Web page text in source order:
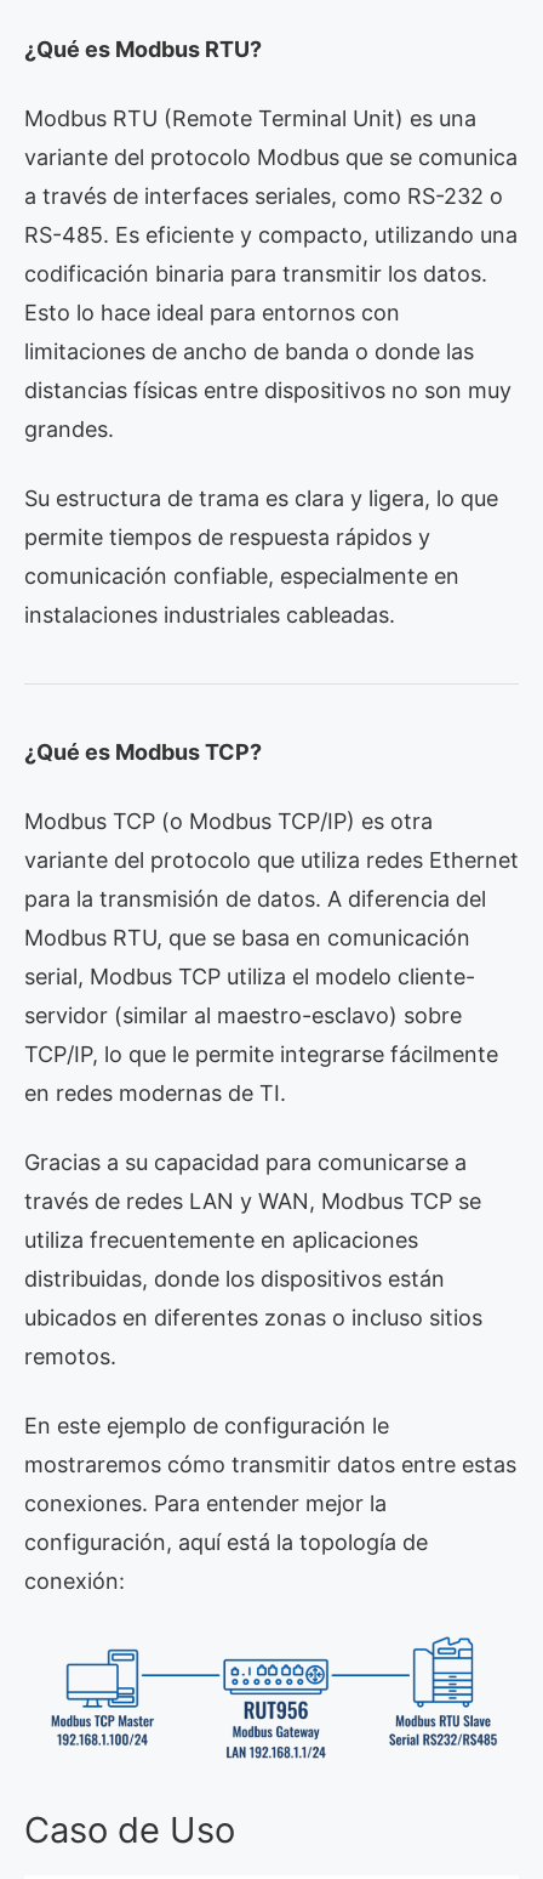
¿Qué es Modbus RTU?
Modbus RTU (Remote Terminal Unit) es una
variante del protocolo Modbus que se comunica
a través de interfaces seriales, como RS-232 o
RS-485. Es eficiente y compacto, utilizando una
codificación binaria para transmitir los datos.
Esto lo hace ideal para entornos con
limitaciones de ancho de banda o donde las
distancias físicas entre dispositivos no son muy
grandes.
Su estructura de trama es clara y ligera, lo que
permite tiempos de respuesta rápidos y
comunicación confiable, especialmente en
instalaciones industriales cableadas.
¿Qué es Modbus TCP?
Modbus TCP (o Modbus TCP/IP) es otra
variante del protocolo que utiliza redes Ethernet
para la transmisión de datos. A diferencia del
Modbus RTU, que se basa en comunicación
serial, Modbus TCP utiliza el modelo cliente-
servidor (similar al maestro-esclavo) sobre
TCP/IP, lo que le permite integrarse fácilmente
en redes modernas de TI.
Gracias a su capacidad para comunicarse a
través de redes LAN y WAN, Modbus TCP se
utiliza frecuentemente en aplicaciones
distribuidas, donde los dispositivos están
ubicados en diferentes zonas o incluso sitios
remotos.
En este ejemplo de configuración le
mostraremos cómo transmitir datos entre estas
conexiones. Para entender mejor la
configuración, aquí está la topología de
conexión:
Caso de Uso